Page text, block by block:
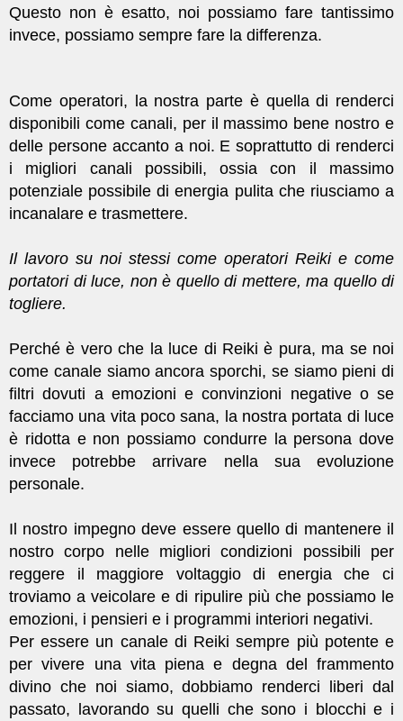
Questo non è esatto, noi possiamo fare tantissimo
invece, possiamo sempre fare la differenza.
Come operatori, la nostra parte è quella di renderci
disponibili come canali, per il massimo bene nostro e
delle persone accanto a noi. E soprattutto di renderci
i migliori canali possibili, ossia con il massimo
potenziale possibile di energia pulita che riusciamo a
incanalare e trasmettere.
Il lavoro su noi stessi come operatori Reiki e come
portatori di luce, non è quello di mettere, ma quello di
togliere.
Perché è vero che la luce di Reiki è pura, ma se noi
come canale siamo ancora sporchi, se siamo pieni di
filtri dovuti a emozioni e convinzioni negative o se
facciamo una vita poco sana, la nostra portata di luce
è ridotta e non possiamo condurre la persona dove
invece potrebbe arrivare nella sua evoluzione
personale.
Il nostro impegno deve essere quello di mantenere il
nostro corpo nelle miglioricondizioni possibili per
reggere il maggiore voltaggio di energia che ci
troviamo a veicolare e di ripulire più che possiamo le
emozioni, i pensieri e i programmi interiori negativi.
Per essere un canale di Reiki sempre più potente e
per vivere una vita piena e degna del frammento
divino che noi siamo, dobbiamo renderci liberi dal
passato, lavorando su quelli che sono i blocchi e i